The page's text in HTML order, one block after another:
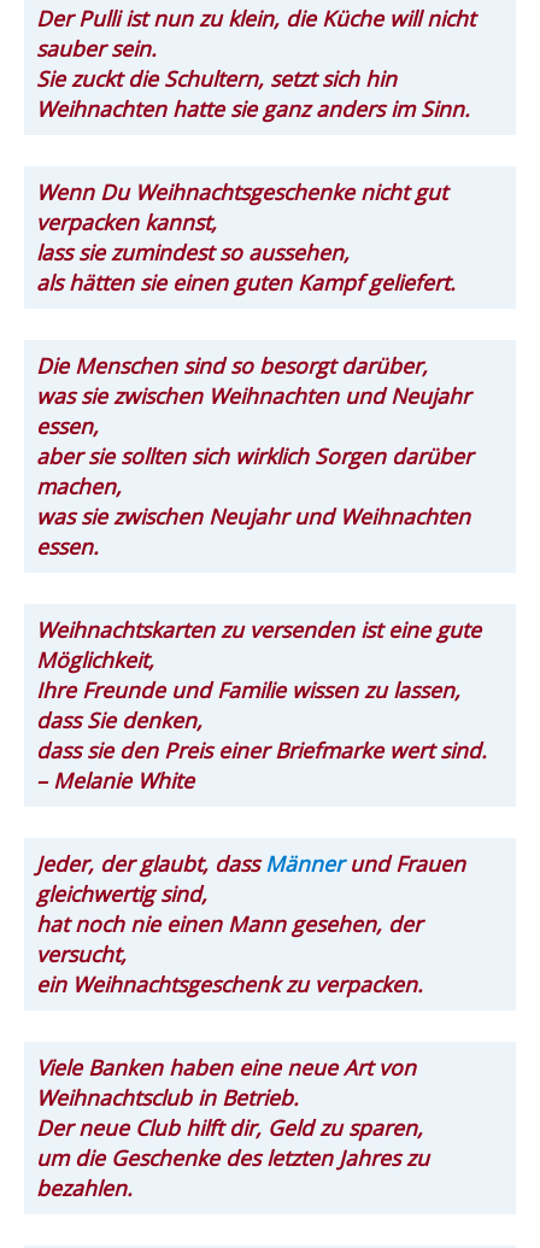
Der Pulli ist nun zu klein, die Küche will nicht
sauber sein.
Sie zuckt die Schultern, setzt sich hin
Weihnachten hatte sie ganz anders im Sinn.
Wenn Du Weihnachtsgeschenke nicht gut
verpacken kannst,
lass sie zumindest so aussehen,
als hätten sie einen guten Kampf geliefert.
Die Menschen sind so besorgt darüber,
was sie zwischen Weihnachten und Neujahr
essen,
aber sie sollten sich wirklich Sorgen darüber
machen,
was sie zwischen Neujahr und Weihnachten
essen.
Weihnachtskarten zu versenden ist eine gute
Möglichkeit,
Ihre Freunde und Familie wissen zu lassen,
dass Sie denken,
dass sie den Preis einer Briefmarke wert sind.
– Melanie White
Jeder, der glaubt, dassMännerund Frauen
gleichwertig sind,
hat noch nie einen Mann gesehen, der
versucht,
ein Weihnachtsgeschenk zu verpacken.
Viele Banken haben eine neue Art von
Weihnachtsclub in Betrieb.
Der neue Club hilft dir, Geld zu sparen,
um die Geschenke des letzten Jahres zu
bezahlen.